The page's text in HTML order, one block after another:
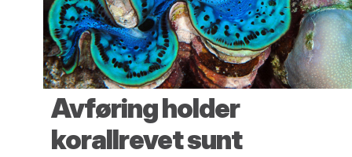
Avføring holder
korallrevet sunt